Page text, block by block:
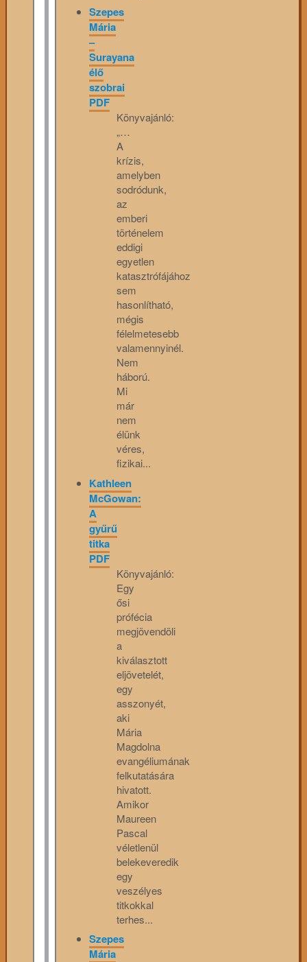
Szepes
Mária
–
Surayana
élő
szobrai
PDF
Könyvajánló:
„…
A
krízis,
amelyben
sodródunk,
az
emberi
történelem
eddigi
egyetlen
katasztrófájához
sem
hasonlítható,
mégis
félelmetesebb
valamennyinél.
Nem
háború.
Mi
már
nem
élünk
véres,
fizikai...
Kathleen
McGowan:
A
gyűrű
titka
PDF
Könyvajánló:
Egy
ősi
prófécia
megjövendöli
a
kiválasztott
eljövetelét,
egy
asszonyét,
aki
Mária
Magdolna
evangéliumának
felkutatására
hivatott.
Amikor
Maureen
Pascal
véletlenül
belekeveredik
egy
veszélyes
titkokkal
terhes...
Szepes
Mária